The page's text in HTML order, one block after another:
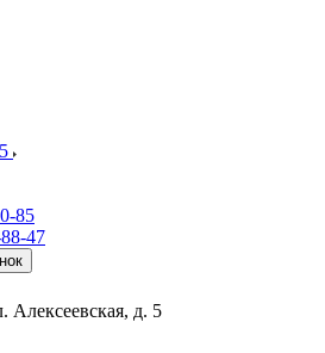
85
47
Алексеевская, д. 5